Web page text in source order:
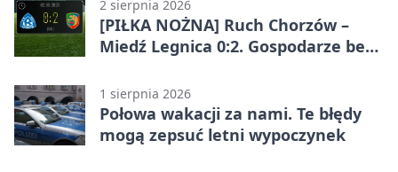
2 sierpnia 2026
[PIŁKA NOŻNA] Ruch Chorzów –
Miedź Legnica 0:2. Gospodarze bez
1 sierpnia 2026
Połowa wakacji za nami. Te błędy
mogą zepsuć letni wypoczynek